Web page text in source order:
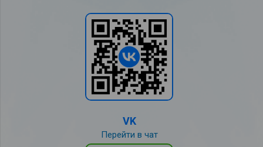
VK
Перейти в чат